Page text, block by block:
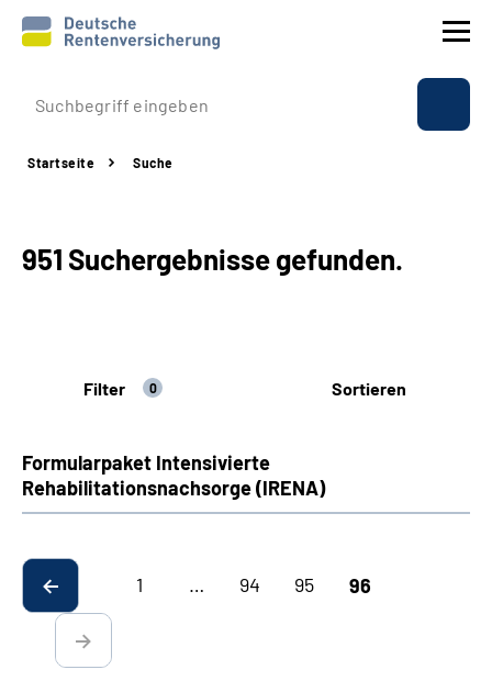
Prävention
Online-Services
Language
Inhalte in Gebärdensprache (DGS)
Startseite Suche
951 Suchergebnisse gefunden.
Filter 0 Sortieren
Formularpaket Intensivierte
Rehabilitationsnachsorge (IRENA)
1 … 94 95 96